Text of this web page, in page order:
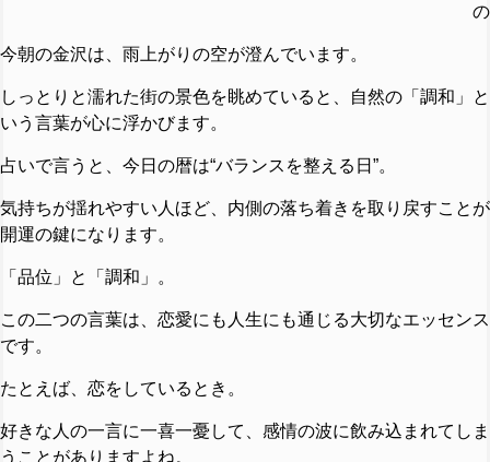
の
今朝の金沢は、雨上がりの空が澄んでいます。
しっとりと濡れた街の景色を眺めていると、自然の「調和」と
いう言葉が心に浮かびます。
占いで言うと、今日の暦は“バランスを整える日”。
気持ちが揺れやすい人ほど、内側の落ち着きを取り戻すことが
開運の鍵になります。
「品位」と「調和」。
この二つの言葉は、恋愛にも人生にも通じる大切なエッセンス
です。
たとえば、恋をしているとき。
好きな人の一言に一喜一憂して、感情の波に飲み込まれてしま
うことがありますよね。